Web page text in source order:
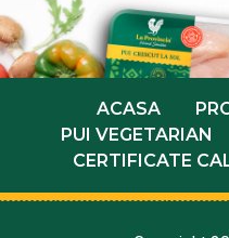
ACASA
PUI VEGETARIAN
CERTIFICATE